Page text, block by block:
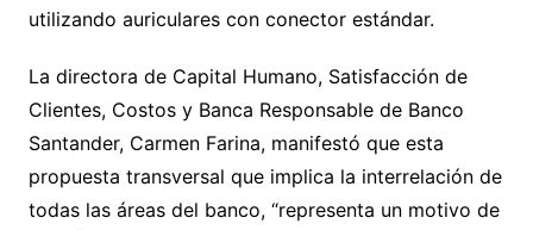
utilizando auriculares con conector estándar.
La directora de Capital Humano, Satisfacción de
Clientes, Costos y Banca Responsable de Banco
Santander, Carmen Farina, manifestó que esta
propuesta transversal que implica la interrelación de
todas las áreas del banco, “representa un motivo de